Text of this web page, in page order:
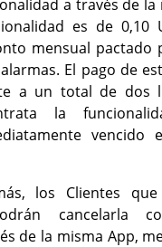
a través de la
es de 0,10
mensual pactado
El pago de
a un total de dos
la
vencido
Clientes que
cancelarla
de la misma App,